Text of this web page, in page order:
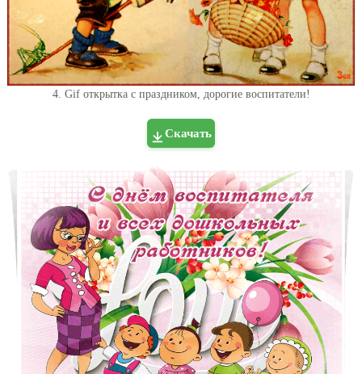
4. Gif открытка с праздником, дорогие воспитатели!
Скачать